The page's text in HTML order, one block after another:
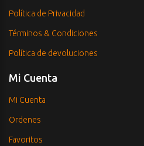
Política de Privacidad
Términos & Condiciones
Política de devoluciones
Mi Cuenta
Mi Cuenta
Ordenes
Favoritos